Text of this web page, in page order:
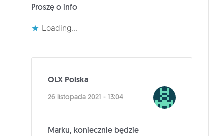
Proszę o info
Loading...
OLX Polska
26 listopada 2021 - 13:04
Marku, koniecznie będzie